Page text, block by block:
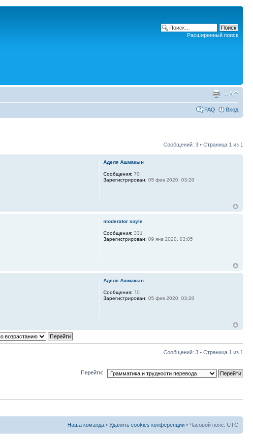
Расширенный поиск
FAQ Вход
Сообщений: 3 • Страница 1 из 1
Аделя Ашмакын
Сообщения: 70
Зарегистрирован: 05 фев 2020, 03:20
moderator soyle
Сообщения: 331
Зарегистрирован: 09 янв 2020, 03:05
Аделя Ашмакын
Сообщения: 70
Зарегистрирован: 05 фев 2020, 03:20
Сообщений: 3 • Страница 1 из 1
Перейти:
Наша команда • Удалить cookies конференции • Часовой пояс: UTC